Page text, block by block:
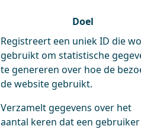
Doel
Registreert een uniek ID die
gebruikt om statistische
te genereren over hoe de
de website gebruikt.
Verzamelt gegevens over het
aantal keren dat een